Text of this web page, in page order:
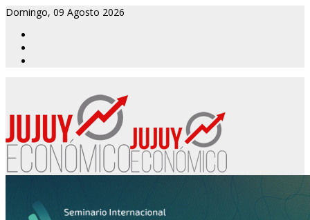
Domingo, 09 Agosto 2026